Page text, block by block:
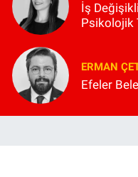
İş
Psikolojik
ERMAN
Efeler